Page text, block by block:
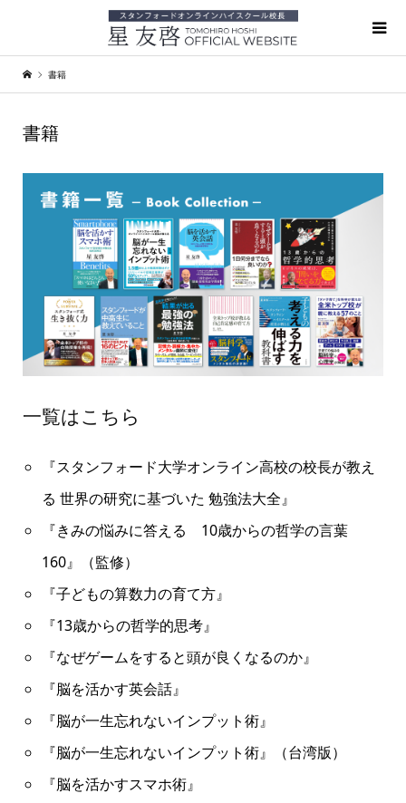
書籍
書籍
一覧はこちら
『スタンフォード大学オンライン高校の校長が教え
る 世界の研究に基づいた 勉強法大全』
『きみの悩みに答える 10歳からの哲学の言葉
160』（監修）
『子どもの算数力の育て方』
『13歳からの哲学的思考』
『なぜゲームをすると頭が良くなるのか』
『脳を活かす英会話』
『脳が一生忘れないインプット術』
『脳が一生忘れないインプット術』（台湾版）
『脳を活かすスマホ術』